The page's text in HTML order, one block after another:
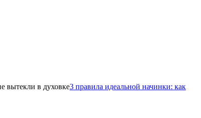
3 правила идеальной начинки: как